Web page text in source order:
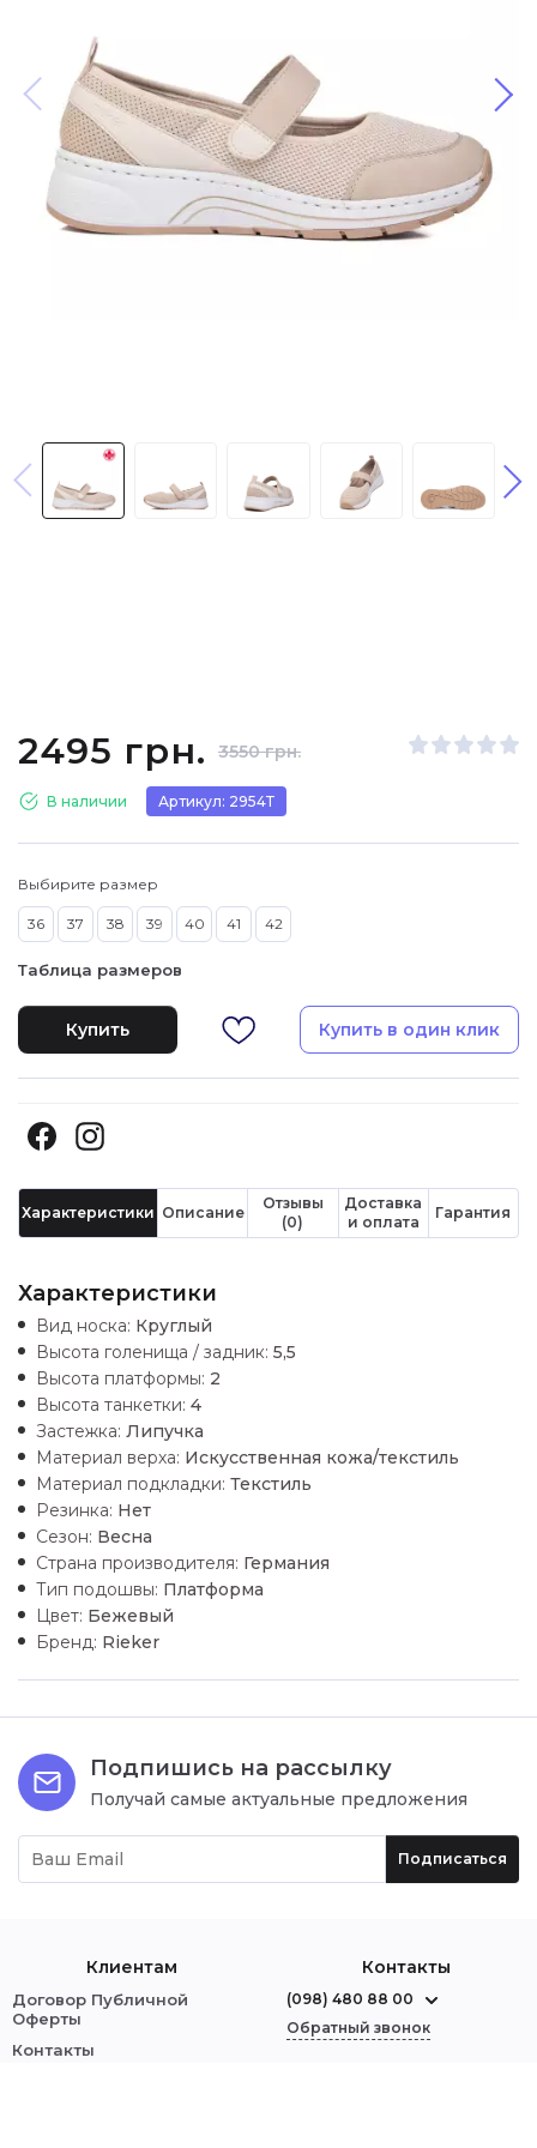
2495 грн. 3550 грн.
В наличии Артикул: 2954Т
Выбирите размер
36 37 38 39 40 41 42
Таблица размеров
Купить Купить в один клик
Характеристики Описание
Отзывы
(0)
Доставка
и оплата
Гарантия
Характеристики
Вид носка: Круглый
Высота голенища / задник: 5,5
Высота платформы: 2
Высота танкетки: 4
Застежка: Липучка
Материал верха: Искусственная кожа/текстиль
Материал подкладки: Текстиль
Резинка: Нет
Сезон: Весна
Страна производителя: Германия
Тип подошвы: Платформа
Цвет: Бежевый
Бренд: Rieker
Подпишись на рассылку
Получай самые актуальные предложения
Подписаться
Клиентам
Договор Публичной
Оферты
Контакты
Контакты
(098) 480 88 00
Обратный звонок